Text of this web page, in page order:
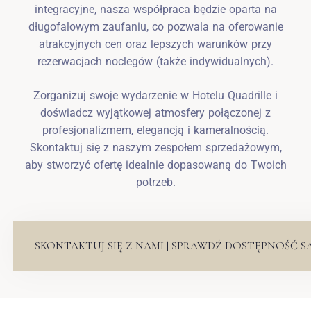
integracyjne, nasza współpraca będzie oparta na
długofalowym zaufaniu, co pozwala na oferowanie
atrakcyjnych cen oraz lepszych warunków przy
rezerwacjach noclegów (także indywidualnych).
Zorganizuj swoje wydarzenie w Hotelu Quadrille i
doświadcz wyjątkowej atmosfery połączonej z
profesjonalizmem, elegancją i kameralnością.
Skontaktuj się z naszym zespołem sprzedażowym,
aby stworzyć ofertę idealnie dopasowaną do Twoich
potrzeb.
SKONTAKTUJ SIĘ Z NAMI | SPRAWDŹ DOSTĘPNOŚĆ